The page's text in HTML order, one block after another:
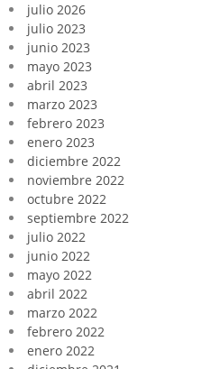
julio 2026
julio 2023
junio 2023
mayo 2023
abril 2023
marzo 2023
febrero 2023
enero 2023
diciembre 2022
noviembre 2022
octubre 2022
septiembre 2022
julio 2022
junio 2022
mayo 2022
abril 2022
marzo 2022
febrero 2022
enero 2022